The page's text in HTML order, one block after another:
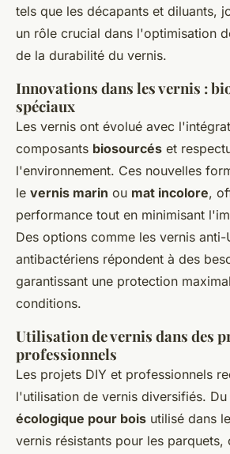
tels que les décapants et diluants,
un rôle crucial dans l'optimisation
de la durabilité du vernis.
Innovations dans les vernis :
spéciaux
Les vernis ont évolué avec
composants biosourcés et
l'environnement. Ces nouvelles
le vernis marin ou mat incolore,
performance tout en minimisant
Des options comme les vernis anti-
antibactériens répondent à des
garantissant une protection
conditions.
Utilisation de vernis dans des
professionnels
Les projets DIY et professionnels
l'utilisation de vernis diversifiés. Du
écologique pour bois utilisé dans
vernis résistants pour les parquets,